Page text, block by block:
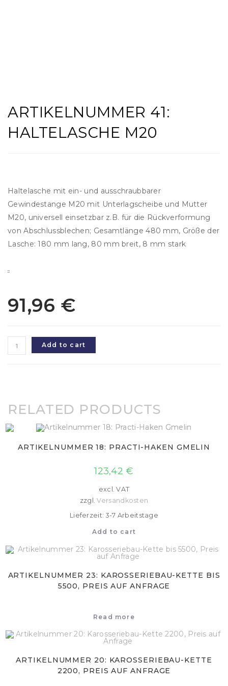
ARTIKELNUMMER 41:
HALTELASCHE M20
Haltelasche mit ein- und ausschraubbarer
Gewindestange M20 mit Unterlagscheibe und Mutter
M20, universell einsetzbar z.B. für die Rückverformung
von Abschlussblechen; Gesamtlänge 480 mm, Größe der
Lasche: 180 mm lang, 80 mm breit, 8 mm stark
91,96 €
Artikelnummer
41:
Add to cart
RELATED PRODUCTS
ARTIKELNUMMER 18: PRACTI-HAKEN GMELIN
123,42 €
excl. VAT
zzgl.Versandkosten
Lieferzeit: 3-7 Arbeitstage
Add to cart
ARTIKELNUMMER 23: KAROSSERIEBAU-KETTE BIS
5500, PREIS AUF ANFRAGE
Read more
ARTIKELNUMMER 20: KAROSSERIEBAU-KETTE
2200, PREIS AUF ANFRAGE